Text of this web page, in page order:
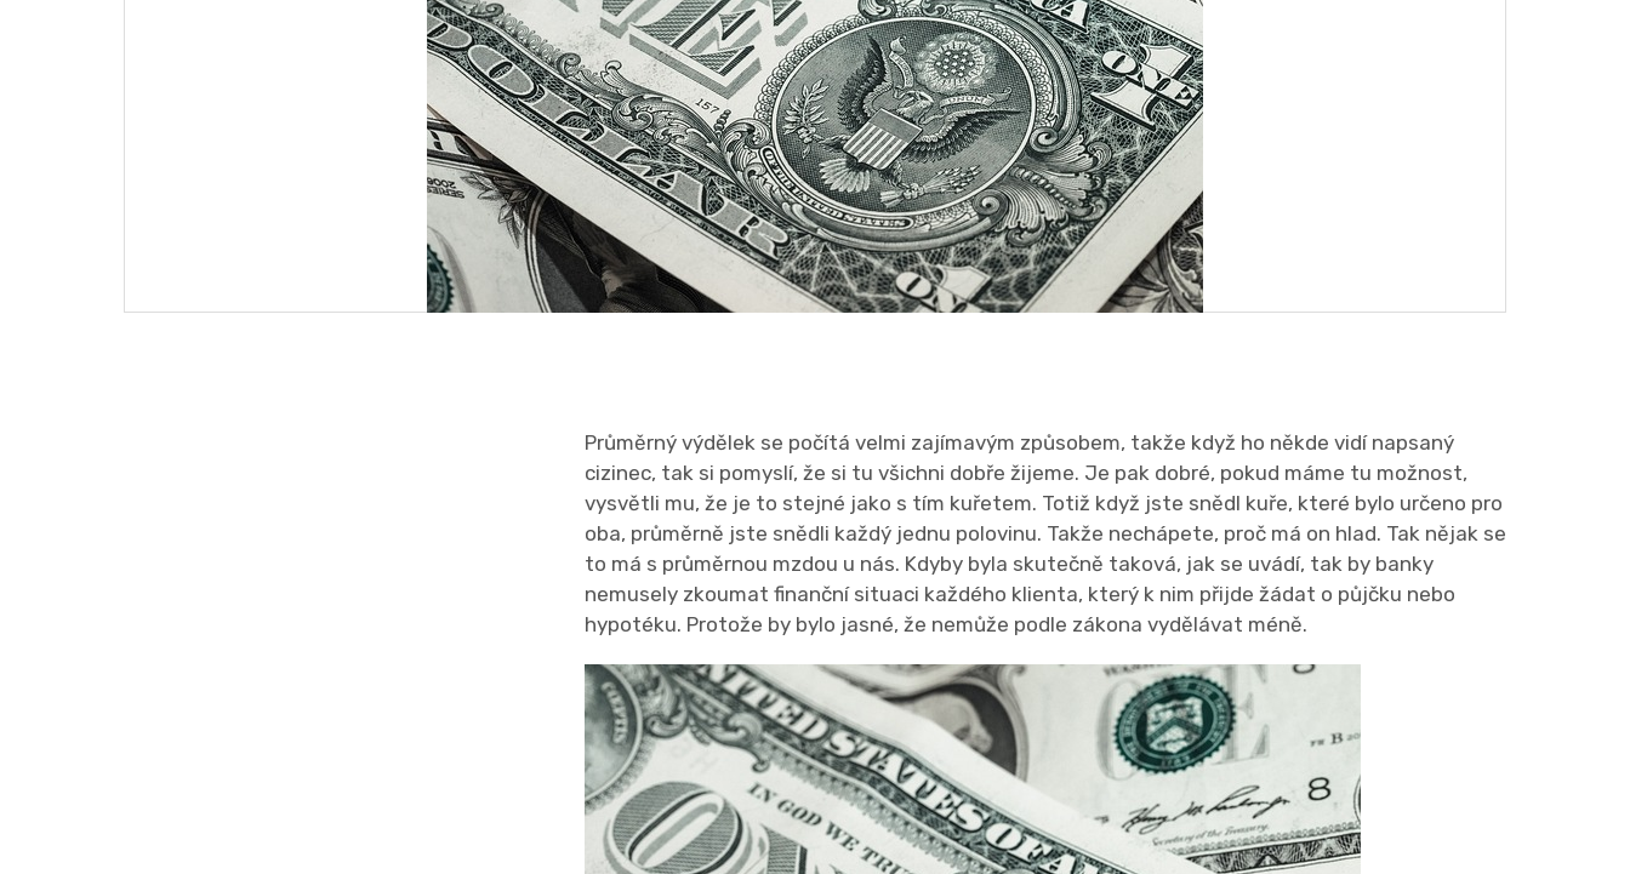
Průměrný výdělek se počítá velmi zajímavým způsobem, takže když ho někde vidí napsaný
cizinec, tak si pomyslí, že si tu všichni dobře žijeme. Je pak dobré, pokud máme tu možnost,
vysvětli mu, že je to stejné jako s tím kuřetem. Totiž když jste snědl kuře, které bylo určeno pro
oba, průměrně jste snědli každý jednu polovinu. Takže nechápete, proč má on hlad. Tak nějak se
to má s průměrnou mzdou u nás. Kdyby byla skutečně taková, jak se uvádí, tak by banky
nemusely zkoumat finanční situaci každého klienta, který k nim přijde žádat o půjčku nebo
hypotéku. Protože by bylo jasné, že nemůže podle zákona vydělávat méně.